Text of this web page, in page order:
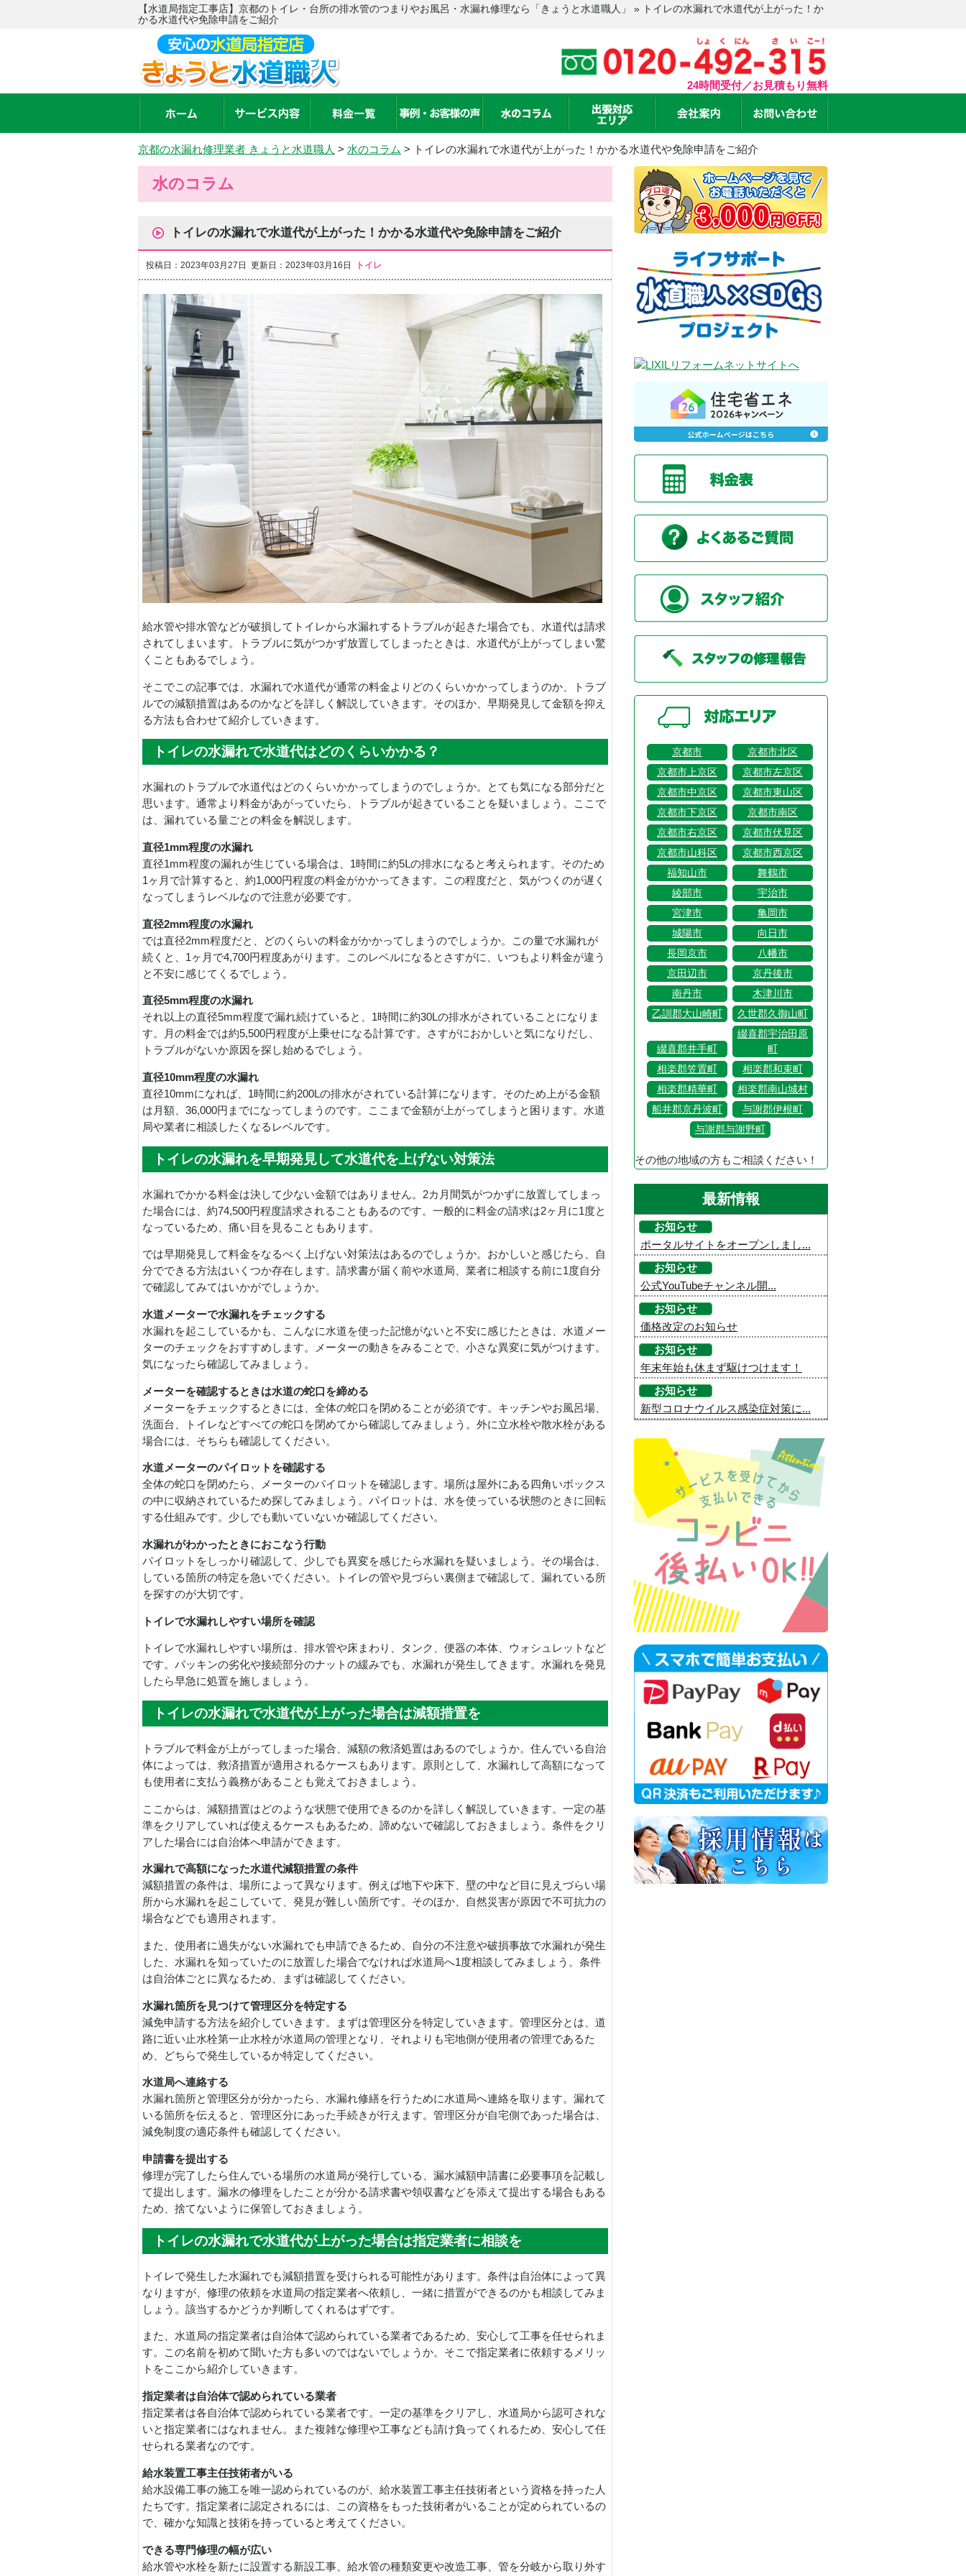
【水道局指定工事店】京都のトイレ・台所の排水管のつまりやお風呂・水漏れ修理なら「きょうと水道職人」 » トイレの水漏れで水道代が上がった！か
かる水道代や免除申請をご紹介
24時間受付／お見積もり無料
京都の水漏れ修理業者 きょうと水道職人 > 水のコラム > トイレの水漏れで水道代が上がった！かかる水道代や免除申請をご紹介
水のコラム
トイレの水漏れで水道代が上がった！かかる水道代や免除申請をご紹介
投稿日：2023年03月27日 更新日：2023年03月16日 トイレ
給水管や排水管などが破損してトイレから水漏れするトラブルが起きた場合でも、水道代は請求
されてしまいます。トラブルに気がつかず放置してしまったときは、水道代が上がってしまい驚
くこともあるでしょう。
そこでこの記事では、水漏れで水道代が通常の料金よりどのくらいかかってしまうのか、トラブ
ルでの減額措置はあるのかなどを詳しく解説していきます。そのほか、早期発見して金額を抑え
る方法も合わせて紹介していきます。
トイレの水漏れで水道代はどのくらいかかる？
水漏れのトラブルで水道代はどのくらいかかってしまうのでしょうか。とても気になる部分だと
思います。通常より料金があがっていたら、トラブルが起きていることを疑いましょう。ここで
は、漏れている量ごとの料金を解説します。
直径1mm程度の水漏れ
直径1mm程度の漏れが生じている場合は、1時間に約5Ⅼの排水になると考えられます。そのため
1ヶ月で計算すると、約1,000円程度の料金がかかってきます。この程度だと、気がつくのが遅く
なってしまうレベルなので注意が必要です。
直径2mm程度の水漏れ
では直径2mm程度だと、どのくらいの料金がかかってしまうのでしょうか。この量で水漏れが
続くと、1ヶ月で4,700円程度あがります。このレベルになるとさすがに、いつもより料金が違う
と不安に感じてくるでしょう。
直径5mm程度の水漏れ
それ以上の直径5mm程度で漏れ続けていると、1時間に約30Lの排水がされていることになりま
す。月の料金では約5,500円程度が上乗せになる計算です。さすがにおかしいと気になりだし、
トラブルがないか原因を探し始めるでしょう。
直径10mm程度の水漏れ
直径10mmになれば、1時間に約200Lの排水がされている計算になります。そのため上がる金額
は月額、36,000円までになってしまうのです。ここまで金額が上がってしまうと困ります。水道
局や業者に相談したくなるレベルです。
トイレの水漏れを早期発見して水道代を上げない対策法
水漏れでかかる料金は決して少ない金額ではありません。2カ月間気がつかずに放置してしまっ
た場合には、約74,500円程度請求されることもあるのです。一般的に料金の請求は2ヶ月に1度と
なっているため、痛い目を見ることもあります。
では早期発見して料金をなるべく上げない対策法はあるのでしょうか。おかしいと感じたら、自
分でできる方法はいくつか存在します。請求書が届く前や水道局、業者に相談する前に1度自分
で確認してみてはいかがでしょうか。
水道メーターで水漏れをチェックする
水漏れを起こしているかも、こんなに水道を使った記憶がないと不安に感じたときは、水道メー
ターのチェックをおすすめします。メーターの動きをみることで、小さな異変に気がつけます。
気になったら確認してみましょう。
メーターを確認するときは水道の蛇口を締める
メーターをチェックするときには、全体の蛇口を閉めることが必須です。キッチンやお風呂場、
洗面台、トイレなどすべての蛇口を閉めてから確認してみましょう。外に立水栓や散水栓がある
場合には、そちらも確認してください。
水道メーターのパイロットを確認する
全体の蛇口を閉めたら、メーターのパイロットを確認します。場所は屋外にある四角いボックス
の中に収納されているため探してみましょう。パイロットは、水を使っている状態のときに回転
する仕組みです。少しでも動いていないか確認してください。
水漏れがわかったときにおこなう行動
パイロットをしっかり確認して、少しでも異変を感じたら水漏れを疑いましょう。その場合は、
している箇所の特定を急いでください。トイレの管や見づらい裏側まで確認して、漏れている所
を探すのが大切です。
トイレで水漏れしやすい場所を確認
トイレで水漏れしやすい場所は、排水管や床まわり、タンク、便器の本体、ウォシュレットなど
です。パッキンの劣化や接続部分のナットの緩みでも、水漏れが発生してきます。水漏れを発見
したら早急に処置を施しましょう。
トイレの水漏れで水道代が上がった場合は減額措置を
トラブルで料金が上がってしまった場合、減額の救済処置はあるのでしょうか。住んでいる自治
体によっては、救済措置が適用されるケースもあります。原則として、水漏れして高額になって
も使用者に支払う義務があることも覚えておきましょう。
ここからは、減額措置はどのような状態で使用できるのかを詳しく解説していきます。一定の基
準をクリアしていれば使えるケースもあるため、諦めないで確認しておきましょう。条件をクリ
アした場合には自治体へ申請ができます。
水漏れで高額になった水道代減額措置の条件
減額措置の条件は、場所によって異なります。例えば地下や床下、壁の中など目に見えづらい場
所から水漏れを起こしていて、発見が難しい箇所です。そのほか、自然災害が原因で不可抗力の
場合などでも適用されます。
また、使用者に過失がない水漏れでも申請できるため、自分の不注意や破損事故で水漏れが発生
した、水漏れを知っていたのに放置した場合でなければ水道局へ1度相談してみましょう。条件
は自治体ごとに異なるため、まずは確認してください。
水漏れ箇所を見つけて管理区分を特定する
減免申請する方法を紹介していきます。まずは管理区分を特定していきます。管理区分とは、道
路に近い止水栓第一止水栓が水道局の管理となり、それよりも宅地側が使用者の管理であるた
め、どちらで発生しているか特定してください。
水道局へ連絡する
水漏れ箇所と管理区分が分かったら、水漏れ修繕を行うために水道局へ連絡を取ります。漏れて
いる箇所を伝えると、管理区分にあった手続きが行えます。管理区分が自宅側であった場合は、
減免制度の適応条件も確認してください。
申請書を提出する
修理が完了したら住んでいる場所の水道局が発行している、漏水減額申請書に必要事項を記載し
て提出します。漏水の修理をしたことが分かる請求書や領収書などを添えて提出する場合もある
ため、捨てないように保管しておきましょう。
トイレの水漏れで水道代が上がった場合は指定業者に相談を
トイレで発生した水漏れでも減額措置を受けられる可能性があります。条件は自治体によって異
なりますが、修理の依頼を水道局の指定業者へ依頼し、一緒に措置ができるのかも相談してみま
しょう。該当するかどうか判断してくれるはずです。
また、水道局の指定業者は自治体で認められている業者であるため、安心して工事を任せられま
す。この名前を初めて聞いた方も多いのではないでしょうか。そこで指定業者に依頼するメリッ
トをここから紹介していきます。
指定業者は自治体で認められている業者
指定業者は各自治体で認められている業者です。一定の基準をクリアし、水道局から認可されな
いと指定業者にはなれません。また複雑な修理や工事なども請け負ってくれるため、安心して任
せられる業者なのです。
給水装置工事主任技術者がいる
給水設備工事の施工を唯一認められているのが、給水装置工事主任技術者という資格を持った人
たちです。指定業者に認定されるには、この資格をもった技術者がいることが定められているの
で、確かな知識と技術を持っていると考えてください。
できる専門修理の幅が広い
給水管や水栓を新たに設置する新設工事、給水管の種類変更や改造工事、管を分岐から取り外す
京都市
京都市北区
京都市上京区
京都市左京区
京都市中京区
京都市東山区
京都市下京区
京都市南区
京都市右京区
京都市伏見区
京都市山科区
京都市西京区
福知山市
舞鶴市
綾部市
宇治市
宮津市
亀岡市
城陽市
向日市
長岡京市
八幡市
京田辺市
京丹後市
南丹市
木津川市
乙訓郡大山崎町
久世郡久御山町
綴喜郡井手町
綴喜郡宇治田原
町
相楽郡笠置町
相楽郡和束町
相楽郡精華町
相楽郡南山城村
船井郡京丹波町
与謝郡伊根町
与謝郡与謝野町
その他の地域の方もご相談ください！
最新情報
お知らせ
ポータルサイトをオープンしまし...
お知らせ
公式YouTubeチャンネル開...
お知らせ
価格改定のお知らせ
お知らせ
年末年始も休まず駆けつけます！
お知らせ
新型コロナウイルス感染症対策に...